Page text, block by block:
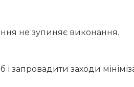
не зупиняє виконання.
запровадити заходи